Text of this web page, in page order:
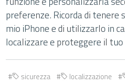
preferenze. Ricorda di tenere
mio iPhone e di utilizzarlo in
localizzare e proteggere il tuo
sicurezza localizzazione